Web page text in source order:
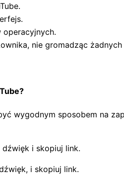
operacyjnych.
nie gromadząc
wygodnym sposobem na
i skopiuj link.